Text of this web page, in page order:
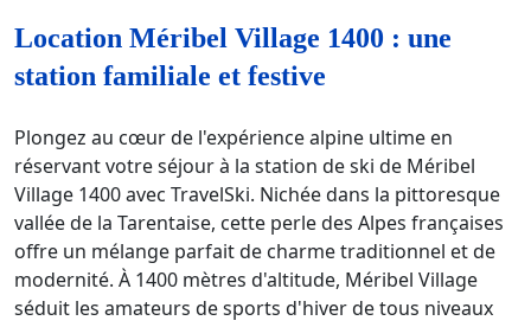
Location Méribel Village 1400 : une
station familiale et festive
Plongez au cœur de l'expérience alpine ultime en
réservant votre séjour à la station de ski de Méribel
Village 1400 avec TravelSki. Nichée dans la pittoresque
vallée de la Tarentaise, cette perle des Alpes françaises
offre un mélange parfait de charme traditionnel et de
modernité. À 1400 mètres d'altitude, Méribel Village
séduit les amateurs de sports d'hiver de tous niveaux